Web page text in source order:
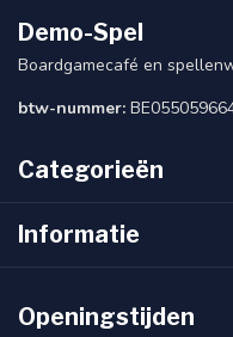
Demo-Spel
Boardgamecafé en
btw-nummer:
Categorieën
Informatie
Openingstijden